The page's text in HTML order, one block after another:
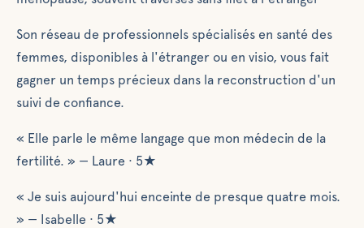
Son réseau de professionnels spécialisés en santé des
femmes, disponibles à l'étranger ou en visio, vous fait
gagner un temps précieux dans la reconstruction d'un
suivi de confiance.
« Elle parle le même langage que mon médecin de la
fertilité. » — Laure · 5★
« Je suis aujourd'hui enceinte de presque quatre mois.
» — Isabelle · 5★